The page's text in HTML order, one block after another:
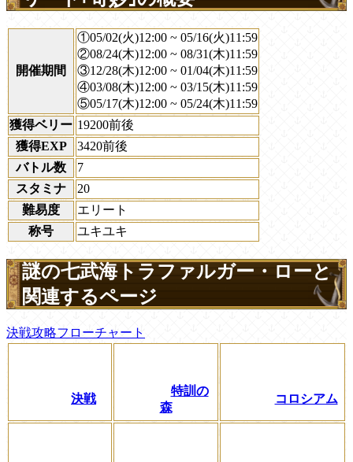
開催期間
①05/02(火)12:00 ~ 05/16(火)11:59
②08/24(木)12:00 ~ 08/31(木)11:59
③12/28(木)12:00 ~ 01/04(木)11:59
④03/08(木)12:00 ~ 03/15(木)11:59
⑤05/17(木)12:00 ~ 05/24(木)11:59
獲得ベリー 19200前後
獲得EXP
3420前後
バトル数
7
スタミナ
20
難易度
エリート
称号
ユキユキ
謎の七武海トラファルガー・ローと
関連するページ
決戦攻略フローチャート
決戦
特訓の
森
コロシアム